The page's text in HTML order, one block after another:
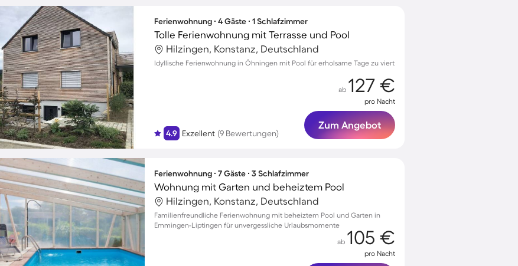
Ferienwohnung ∙ 4 Gäste ∙ 1 Schlafzimmer
Tolle Ferienwohnung mit Terrasse und Pool
Hilzingen, Konstanz, Deutschland
Idyllische Ferienwohnung in Öhningen mit Pool für erholsame Tage zu viert
4.9 Exzellent (9 Bewertungen)
ab 127 €
pro Nacht
Zum Angebot
Ferienwohnung ∙ 7 Gäste ∙ 3 Schlafzimmer
Wohnung mit Garten und beheiztem Pool
Hilzingen, Konstanz, Deutschland
Familienfreundliche Ferienwohnung mit beheiztem Pool und Garten in
Emmingen-Liptingen für unvergessliche Urlaubsmomente
ab 105 €
pro Nacht